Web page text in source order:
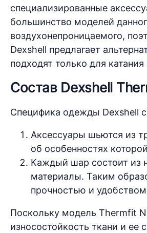
специализированные
большинство моделей
воздухонепроницаемого,
Dexshell предлагает
подходят только для
Состав Dexshell
Специфика одежды Dexshell
Аксессуары шьются из
об особенностях
Каждый шар состоит из
материалы. Таким
прочностью и
Поскольку модель Thermfit
износостойкость ткани и ее